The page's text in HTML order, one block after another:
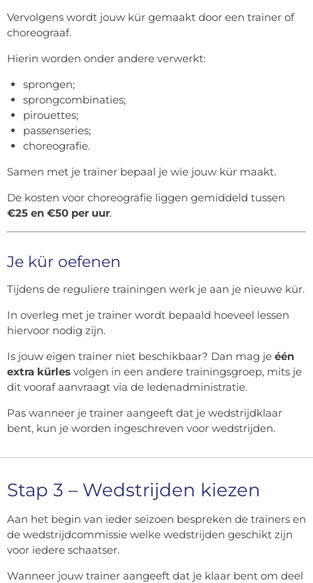
Vervolgens wordt jouw kür gemaakt door een trainer of
choreograaf.
Hierin worden onder andere verwerkt:
sprongen;
sprongcombinaties;
pirouettes;
passenseries;
choreografie.
Samen met je trainer bepaal je wie jouw kür maakt.
De kosten voor choreografie liggen gemiddeld tussen
€25 en €50 per uur.
Je kür oefenen
Tijdens de reguliere trainingen werk je aan je nieuwe kür.
In overleg met je trainer wordt bepaald hoeveel lessen
hiervoor nodig zijn.
Is jouw eigen trainer niet beschikbaar? Dan mag je één
extra kürles volgen in een andere trainingsgroep, mits je
dit vooraf aanvraagt via de ledenadministratie.
Pas wanneer je trainer aangeeft dat je wedstrijdklaar
bent, kun je worden ingeschreven voor wedstrijden.
Stap 3 – Wedstrijden kiezen
Aan het begin van ieder seizoen bespreken de trainers en
de wedstrijdcommissie welke wedstrijden geschikt zijn
voor iedere schaatser.
Wanneer jouw trainer aangeeft dat je klaar bent om deel